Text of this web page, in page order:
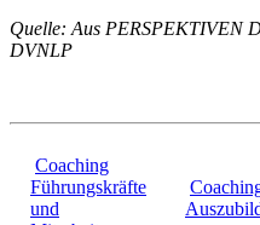
Quelle: Aus PERSPEKTIVEN
DVNLP
Coaching
Führungskräfte
und